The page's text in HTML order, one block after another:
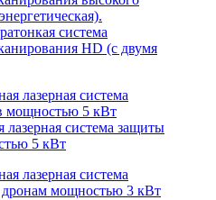
система
HD (с двумя
лазерная система защиты
5 кВт